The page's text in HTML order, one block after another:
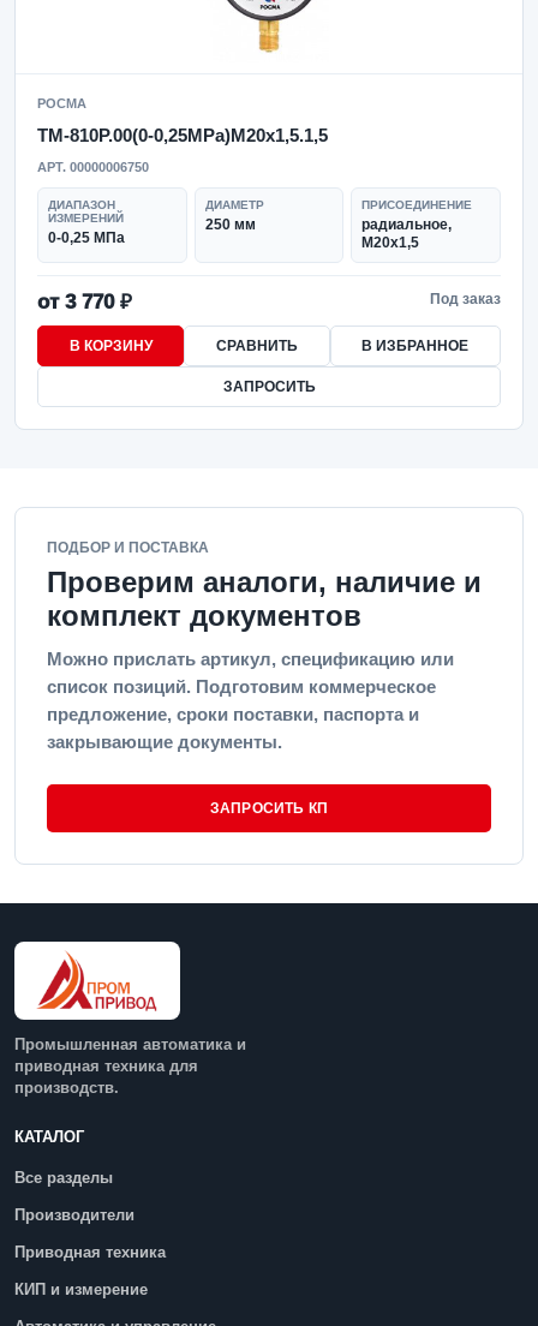
РОСМА
ТМ-810Р.00(0-0,25MPa)M20x1,5.1,5
АРТ. 00000006750
ДИАПАЗОН
ИЗМЕРЕНИЙ
0-0,25 МПа
ДИАМЕТР
250 мм
ПРИСОЕДИНЕНИЕ
радиальное,
M20x1,5
от 3 770 ₽ Под заказ
В КОРЗИНУ СРАВНИТЬ В ИЗБРАННОЕ
ЗАПРОСИТЬ
ПОДБОР И ПОСТАВКА
Проверим аналоги, наличие и
комплект документов
Можно прислать артикул, спецификацию или
список позиций. Подготовим коммерческое
предложение, сроки поставки, паспорта и
закрывающие документы.
ЗАПРОСИТЬ КП
Промышленная автоматика и
приводная техника для
производств.
КАТАЛОГ
Все разделы
Производители
Приводная техника
КИП и измерение